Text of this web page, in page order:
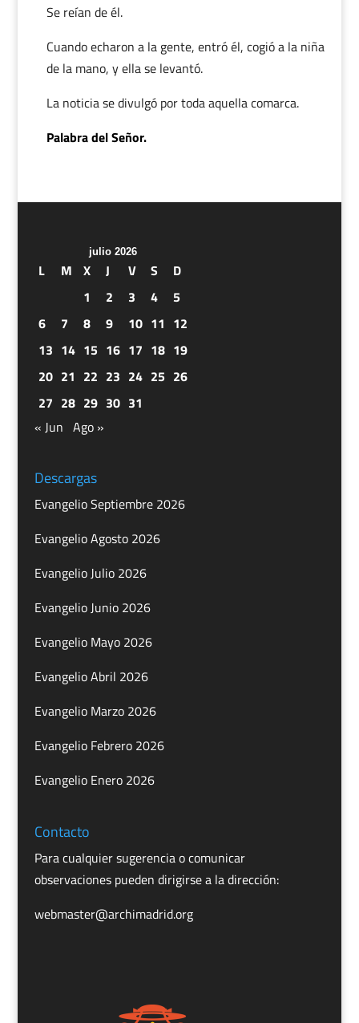
Se reían de él.
Cuando echaron a la gente, entró él, cogió a la niña
de la mano, y ella se levantó.
La noticia se divulgó por toda aquella comarca.
Palabra del Señor.
julio 2026
L M X J V S
D
1
2 3 4
5
6
7 8 9 10 11 12
13 14 15 16 17 18 19
20 21 22 23 24 25 26
27 28 29 30 31
« Jun Ago »
Descargas
Evangelio Septiembre 2026
Evangelio Agosto 2026
Evangelio Julio 2026
Evangelio Junio 2026
Evangelio Mayo 2026
Evangelio Abril 2026
Evangelio Marzo 2026
Evangelio Febrero 2026
Evangelio Enero 2026
Contacto
Para cualquier sugerencia o comunicar
observaciones pueden dirigirse a la dirección:
webmaster@archimadrid.org